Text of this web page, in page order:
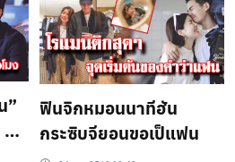
”
5
ฟินจิกหมอนนาทีฮัน
กระซิบจียอนขอเป็แฟน